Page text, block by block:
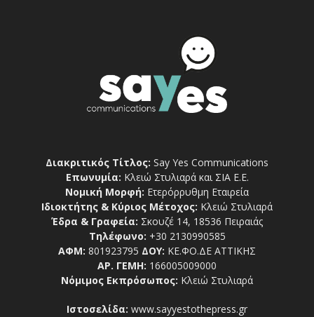
Διακριτικός Τίτλος: Say Yes Communications
Επωνυμία: Κλειώ Στυλιαρά και ΣΙΑ Ε.Ε.
Νομική Μορφή: Ετερόρρυθμη Εταιρεία
Ιδιοκτήτης & Κύριος Μέτοχος: Κλειώ Στυλιαρά
Έδρα & Γραφεία: Σκουζέ 14, 18536 Πειραιάς
Τηλέφωνο: +30 2130990585
ΑΦΜ: 801923795 ΔΟΥ: ΚΕ.ΦΟ.ΔΕ ΑΤΤΙΚΗΣ
ΑΡ. ΓΕΜΗ: 166005009000
Νόμιμος Εκπρόσωπος: Κλειώ Στυλιαρά
Ιστοσελίδα: www.sayyestothepress.gr